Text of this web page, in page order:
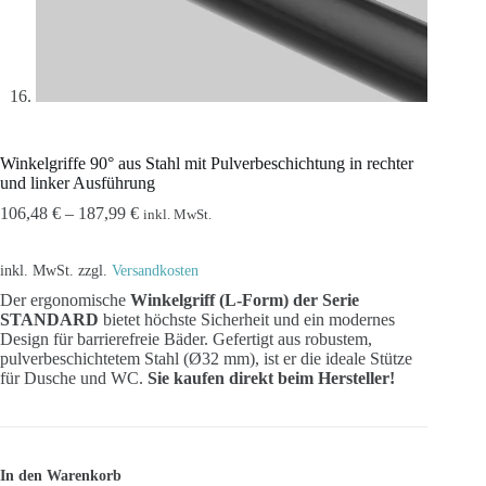
Winkelgriffe 90° aus Stahl mit Pulverbeschichtung in rechter
und linker Ausführung
106,48 € – 187,99 € inkl. MwSt.
inkl. MwSt. zzgl. Versandkosten
Der ergonomische Winkelgriff (L-Form) der Serie
STANDARD bietet höchste Sicherheit und ein modernes
Design für barrierefreie Bäder. Gefertigt aus robustem,
pulverbeschichtetem Stahl (Ø32 mm), ist er die ideale Stütze
für Dusche und WC. Sie kaufen direkt beim Hersteller!
In den Warenkorb